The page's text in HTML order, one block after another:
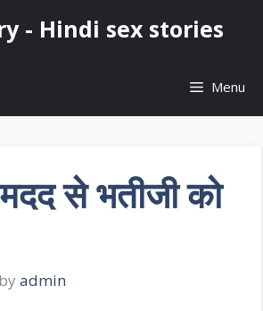
- Hindi sex stories
Menu
से भतीजी को
by admin